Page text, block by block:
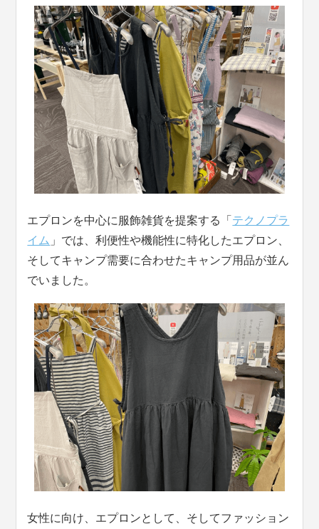
エプロンを中心に服飾雑貨を提案する「 テクノプラ
イム 」では、利便性や機能性に特化したエプロン、
そしてキャンプ需要に合わせたキャンプ用品が並ん
でいました。
女性に向け、エプロンとして、そしてファッション